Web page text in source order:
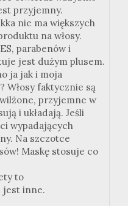
przyjemny.
nie ma większych
na włosy.
parabenów i
jest dużym plusem.
ja jak i moja
Włosy faktycznie są
przyjemne w
i układają. Jeśli
wypadających
Na szczotce
Maskę stosuje co
to
jest inne.